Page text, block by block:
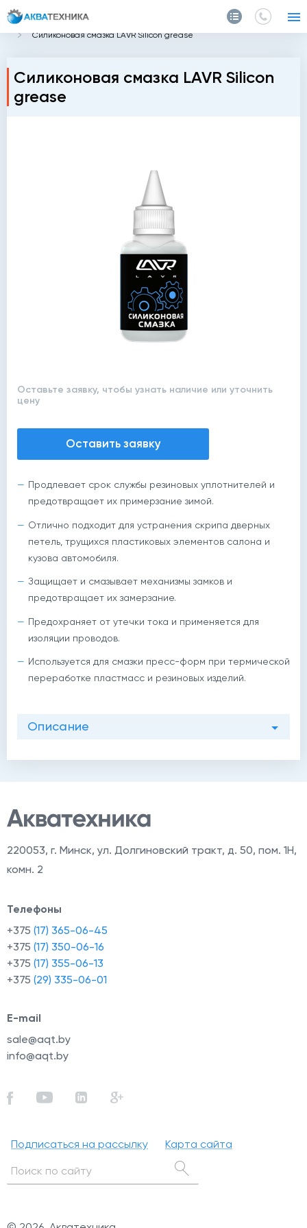
Главная Каталог
Средства защиты
Силиконовая смазка LAVR Silicon grease
Силиконовая смазка LAVR Silicon
grease
Оставьте заявку, чтобы узнать наличие или уточнить
цену
Оставить заявку
Продлевает срок службы резиновых уплотнителей и
предотвращает их примерзание зимой.
Отлично подходит для устранения скрипа дверных
петель, трущихся пластиковых элементов салона и
кузова автомобиля.
Защищает и смазывает механизмы замков и
предотвращает их замерзание.
Предохраняет от утечки тока и применяется для
изоляции проводов.
Используется для смазки пресс-форм при термической
переработке пластмасс и резиновых изделий.
Описание
220053, г. Минск, ул. Долгиновский тракт, д. 50, пом. 1Н,
комн. 2
Телефоны
+375 (17) 365-06-45
+375 (17) 350-06-16
+375 (17) 355-06-13
+375 (29) 335-06-01
E-mail
sale@aqt.by
info@aqt.by
Подписаться на рассылку Карта сайта